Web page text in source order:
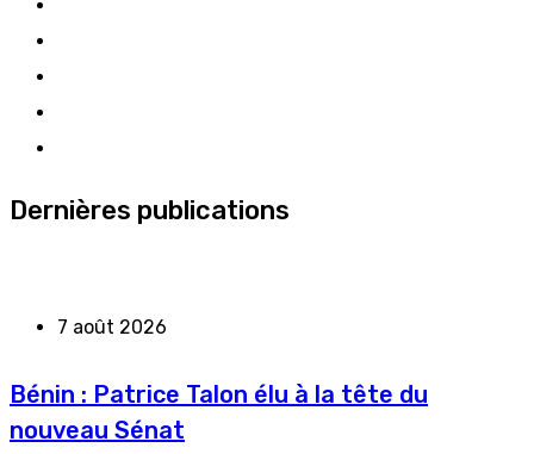
Dernières publications
7 août 2026
Bénin : Patrice Talon élu à la tête du
nouveau Sénat